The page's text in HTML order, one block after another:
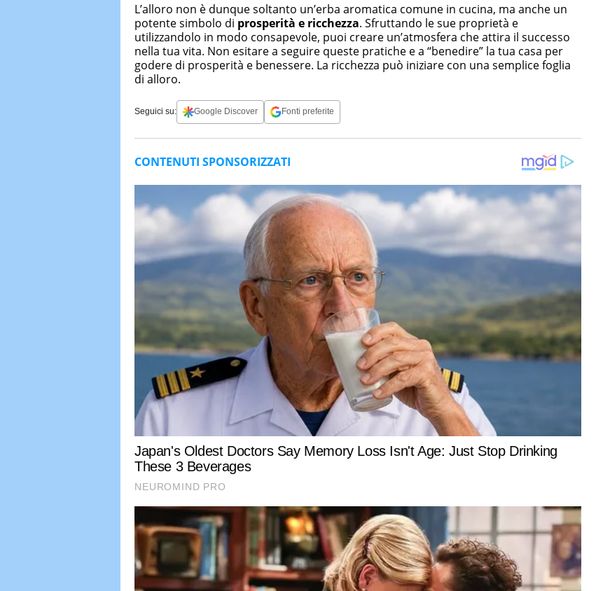
L’alloro non è dunque soltanto un’erba aromatica comune in cucina, ma anche un
potente simbolo di prosperità e ricchezza. Sfruttando le sue proprietà e
utilizzandolo in modo consapevole, puoi creare un’atmosfera che attira il successo
nella tua vita. Non esitare a seguire queste pratiche e a “benedire” la tua casa per
godere di prosperità e benessere. La ricchezza può iniziare con una semplice foglia
di alloro.
Seguici su: Google Discover Fonti preferite